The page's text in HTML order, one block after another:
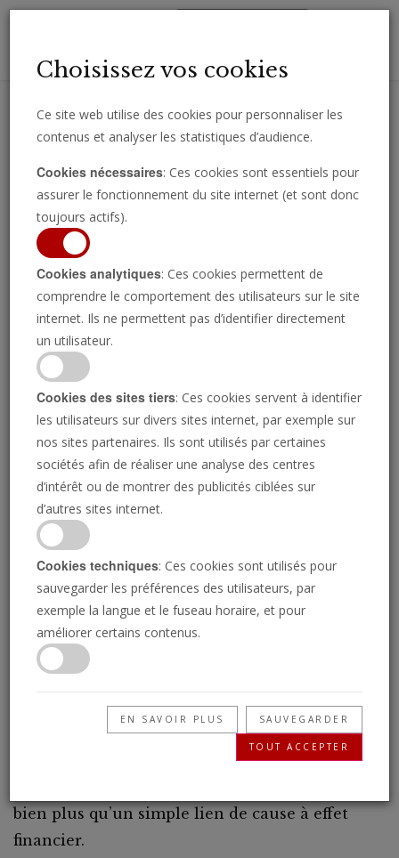
importantes directement par e-mail.
MELISSA BARREIRO/LA TROMPETTE
Pourquoi la Trompette
surveille l’effondrement
économique de
l’Amérique
bien plus qu’un simple lien de cause à effet
financier.
Choisissez vos cookies
Ce site web utilise des cookies pour personnaliser les
contenus et analyser les statistiques d’audience.
Cookies nécessaires: Ces cookies sont essentiels pour
assurer le fonctionnement du site internet (et sont donc
toujours actifs).
Cookies analytiques: Ces cookies permettent de
comprendre le comportement des utilisateurs sur le site
internet. Ils ne permettent pas d’identifier directement
un utilisateur.
Cookies des sites tiers: Ces cookies servent à identifier
les utilisateurs sur divers sites internet, par exemple sur
nos sites partenaires. Ils sont utilisés par certaines
sociétés afin de réaliser une analyse des centres
d’intérêt ou de montrer des publicités ciblées sur
d’autres sites internet.
Cookies techniques: Ces cookies sont utilisés pour
sauvegarder les préférences des utilisateurs, par
exemple la langue et le fuseau horaire, et pour
améliorer certains contenus.
EN SAVOIR PLUS SAUVEGARDER
TOUT ACCEPTER